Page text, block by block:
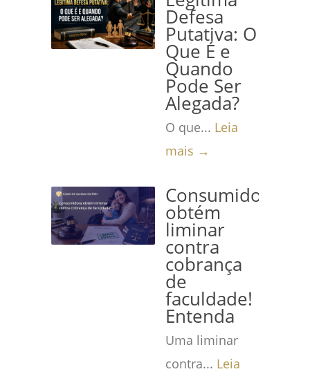
Defesa
Putativa: O
Que É e
Quando
Pode Ser
Alegada?
O que... Leia
mais →
Consumidora
obtém
liminar
contra
cobrança
de
faculdade!
Entenda
Uma liminar
contra... Leia